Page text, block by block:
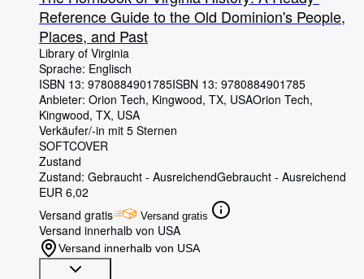
Reference Guide to the Old Dominion's People,
Places, and Past
Library of Virginia
Sprache: Englisch
ISBN 13: 9780884901785ISBN 13: 9780884901785
Anbieter: Orion Tech, Kingwood, TX, USAOrion Tech,
Kingwood, TX, USA
Verkäufer/-in mit 5 Sternen
SOFTCOVER
Zustand
Zustand: Gebraucht - AusreichendGebraucht - Ausreichend
EUR 6,02
Versand gratis
Versand gratis
Versand innerhalb von USA
Versand innerhalb von USA